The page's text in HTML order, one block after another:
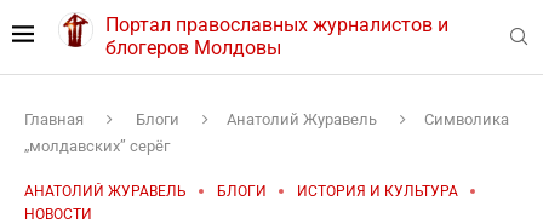
Портал православных журналистов и
блогеров Молдовы
Главная Блоги Анатолий Журавель
Символика
„молдавских” серёг
АНАТОЛИЙ ЖУРАВЕЛЬ БЛОГИ
ИСТОРИЯ И КУЛЬТУРА
НОВОСТИ